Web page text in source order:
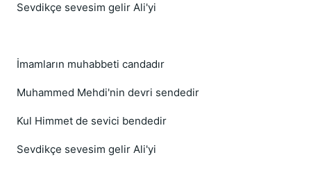
Sevdikçe sevesim gelir Ali'yi
İmamların muhabbeti candadır
Muhammed Mehdi'nin devri sendedir
Kul Himmet de sevici bendedir
Sevdikçe sevesim gelir Ali'yi